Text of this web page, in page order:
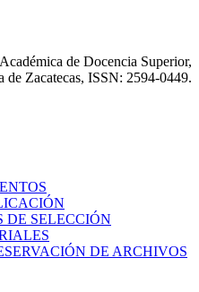
de Docencia Superior,
de Zacatecas, ISSN: 2594-0449.
DE SELECCIÓN
DE ARCHIVOS